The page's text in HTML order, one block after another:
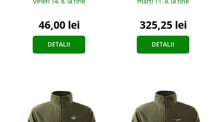
46,00 lei
DETALII
325,25 lei
DETALII